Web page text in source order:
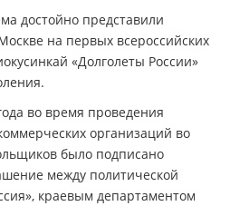
достойно представили
на первых всероссийских
«Долголеты России»
во время проведения
организаций во
было подписано
между политической
краевым департаментом